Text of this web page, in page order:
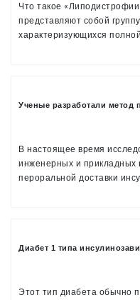
Что такое
представляют собой
характеризующихся
Кроме потери ПЖК для ЛД
Ученые разработали метод
В настоящее время
инженерных и прикладных
пероральной доставки
Диабет 1 типа
Этот тип диабета обычно